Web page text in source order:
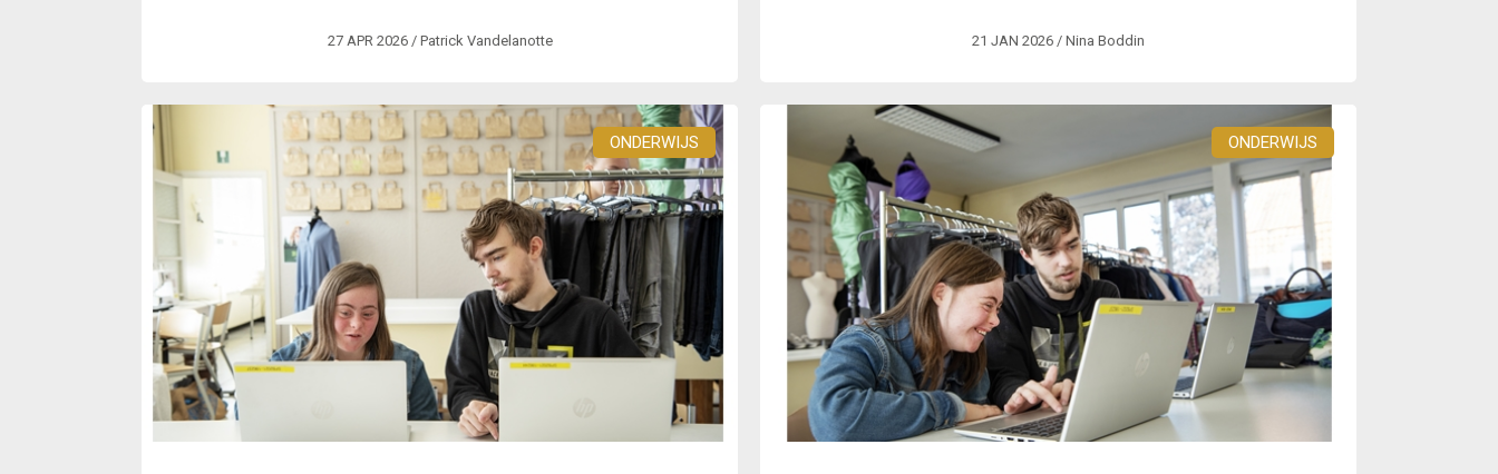
27 APR 2026/ Patrick Vandelanotte 21 JAN 2026 / Nina Boddin
ONDERWIJS ONDERWIJS